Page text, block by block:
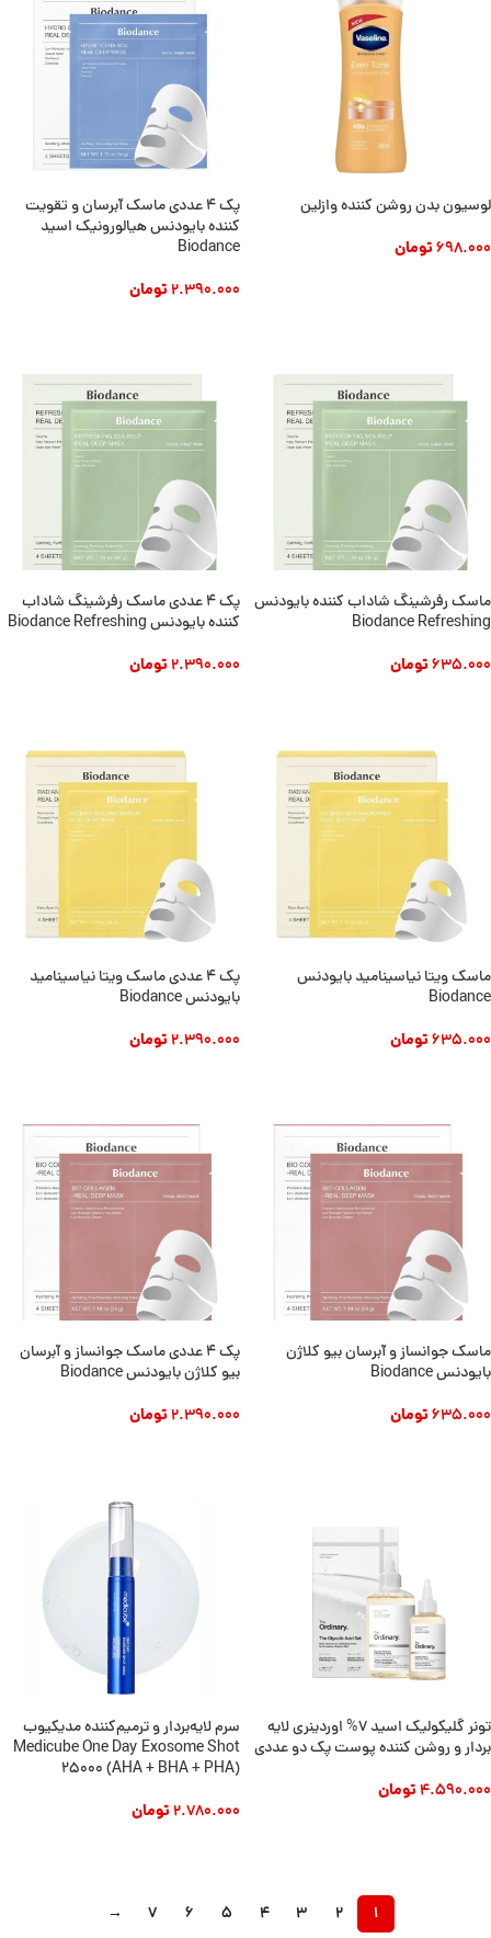
لوسیون بدن روشن کننده وازلین
698.000تومان
پک ۴ عددی ماسک آبرسان و تقویت
کننده بایودنس هیالورونیک اسید
Biodance
2.390.000تومان
ماسک رفرشینگ شاداب کننده بایودنس
Biodance Refreshing
635.000تومان
پک 4 عددی ماسک رفرشینگ شاداب
کننده بایودنس Biodance Refreshing
2.390.000تومان
ماسک ویتا نیاسینامید بایودنس
Biodance
635.000تومان
پک ۴ عددی ماسک ویتا نیاسینامید
بایودنس Biodance
2.390.000تومان
ماسک جوانساز و آبرسان بیو کلاژن
بایودنس Biodance
635.000تومان
پک ۴ عددی ماسک جوانساز و آبرسان
بیو کلاژن بایودنس Biodance
2.390.000تومان
تونر گلیکولیک اسید ۷% اوردینری لایه
بردار و روشن کننده پوست پک دو عددی
4.590.000تومان
سرم لایه‌بردار و ترمیم‌کننده مدیکیوب
Medicube One Day Exosome Shot
25000 (AHA + BHA + PHA)
2.780.000تومان
1
2
3
4
5
6
7
→